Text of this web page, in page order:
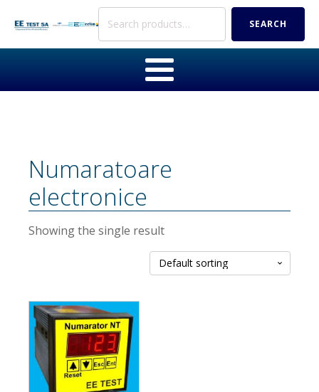
Search
SEARCH
Numaratoare
electronice
Showing the single result